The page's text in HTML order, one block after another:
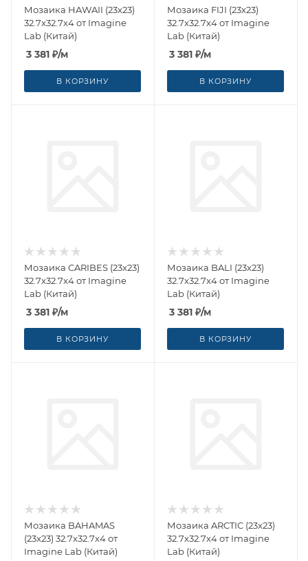
Мозаика HAWAII (23x23)
32.7x32.7x4 от Imagine
Lab (Китай)
3 381 ₽/м
В КОРЗИНУ
Мозаика FIJI (23x23)
32.7x32.7x4 от Imagine
Lab (Китай)
3 381 ₽/м
В КОРЗИНУ
Мозаика CARIBES (23x23)
32.7x32.7x4 от Imagine
Lab (Китай)
3 381 ₽/м
В КОРЗИНУ
Мозаика BALI (23x23)
32.7x32.7x4 от Imagine
Lab (Китай)
3 381 ₽/м
В КОРЗИНУ
Мозаика BAHAMAS
(23x23) 32.7x32.7x4 от
Imagine Lab (Китай)
Мозаика ARCTIC (23x23)
32.7x32.7x4 от Imagine
Lab (Китай)